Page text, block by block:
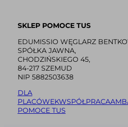
SKLEP POMOCE TUS
EDUMISSIO WĘGLARZ
SPÓŁKA JAWNA,
CHODZIŃSKIEGO 45,
84-217 SZEMUD
NIP 5882503638
DLA
PLACÓWEKWSPÓŁPRACA
POMOCE TUS